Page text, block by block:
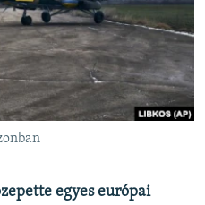
egyes európai